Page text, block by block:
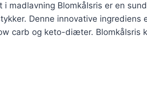
madlavning Blomkålsris er en
Denne innovative
carb og keto-diæter. Blomkålsris